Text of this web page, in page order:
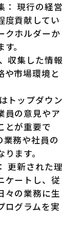
： 現行の経営
度貢献してい
クホルダーか
。
収集した情報
や市場環境と
トップダウン
員の意見やア
とが重要で
業務や社員の
ます。
更新された理
ケートし、従
々の業務に生
ログラムを実